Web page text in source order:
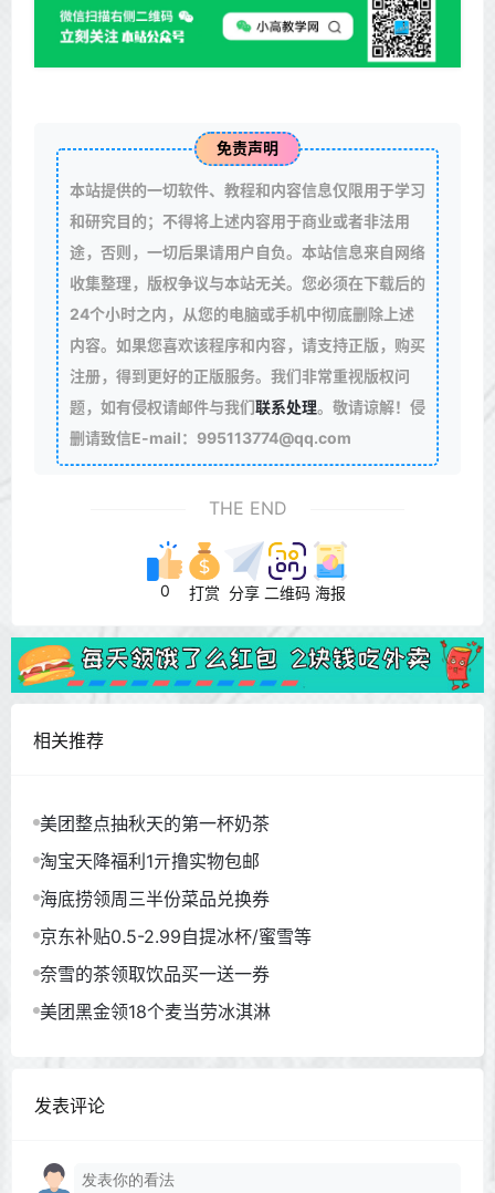
免责声明
本站提供的一切软件、教程和内容信息仅限用于学习
和研究目的；不得将上述内容用于商业或者非法用
途，否则，一切后果请用户自负。本站信息来自网络
收集整理，版权争议与本站无关。您必须在下载后的
24个小时之内，从您的电脑或手机中彻底删除上述
内容。如果您喜欢该程序和内容，请支持正版，购买
注册，得到更好的正版服务。我们非常重视版权问
题，如有侵权请邮件与我们联系处理。敬请谅解！侵
删请致信E-mail：995113774@qq.com
THE END
0 打赏 分享 二维码 海报
相关推荐
美团整点抽秋天的第一杯奶茶
淘宝天降福利1亓撸实物包邮
海底捞领周三半份菜品兑换券
京东补贴0.5-2.99自提冰杯/蜜雪等
奈雪的茶领取饮品买一送一券
美团黑金领18个麦当劳冰淇淋
发表评论